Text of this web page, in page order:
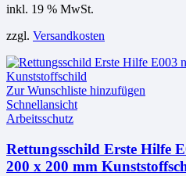
inkl. 19 % MwSt.
zzgl. Versandkosten
Zur Wunschliste hinzufügen
Schnellansicht
Arbeitsschutz
Rettungsschild Erste Hilfe
200 x 200 mm